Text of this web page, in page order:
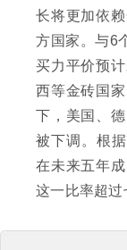
长将更加依
方国家。与6
买力平价预
西等金砖国
下，美国、
被下调。根
在未来五年
这一比率超过